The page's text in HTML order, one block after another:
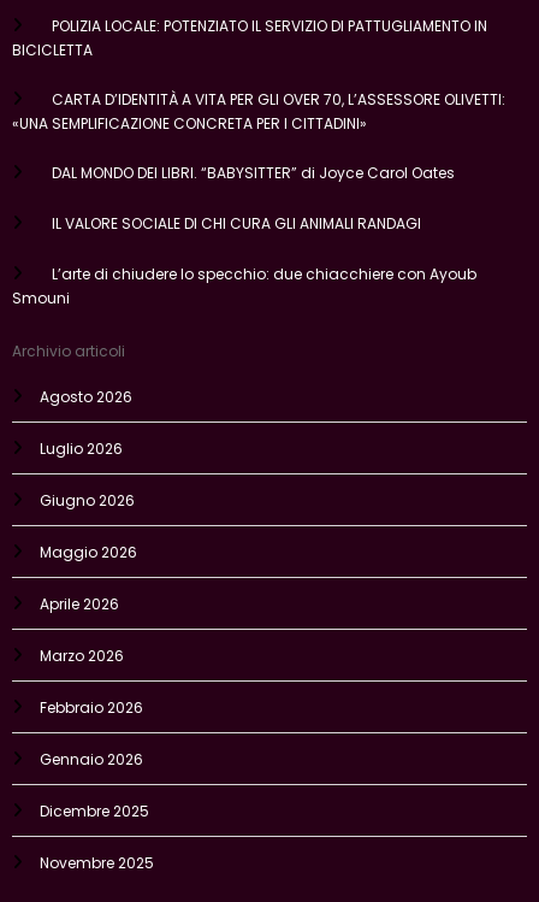
POLIZIA LOCALE: POTENZIATO IL SERVIZIO DI PATTUGLIAMENTO IN
BICICLETTA
CARTA D’IDENTITÀ A VITA PER GLI OVER 70, L’ASSESSORE OLIVETTI:
«UNA SEMPLIFICAZIONE CONCRETA PER I CITTADINI»
DAL MONDO DEI LIBRI. “BABYSITTER” di Joyce Carol Oates
IL VALORE SOCIALE DI CHI CURA GLI ANIMALI RANDAGI
L’arte di chiudere lo specchio: due chiacchiere con Ayoub
Smouni
Archivio articoli
Agosto 2026
Luglio 2026
Giugno 2026
Maggio 2026
Aprile 2026
Marzo 2026
Febbraio 2026
Gennaio 2026
Dicembre 2025
Novembre 2025